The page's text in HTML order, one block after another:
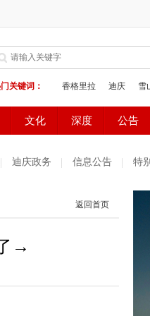
迪庆政务 信息公告 特
返回首页
→